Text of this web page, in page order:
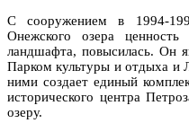
С сооружением в 1994-
Онежского озера
ландшафта, повысилась. Он
Парком культуры и отдыха и
ними создает единый
исторического центра
озеру.